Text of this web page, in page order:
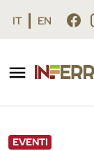
Vai al contenuto
Vai al footer
IT EN
EVENTI